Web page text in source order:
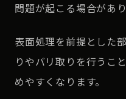
問題が起こる場合があり
表面処理を前提とした
りやバリ取りを行うこ
めやすくなります。